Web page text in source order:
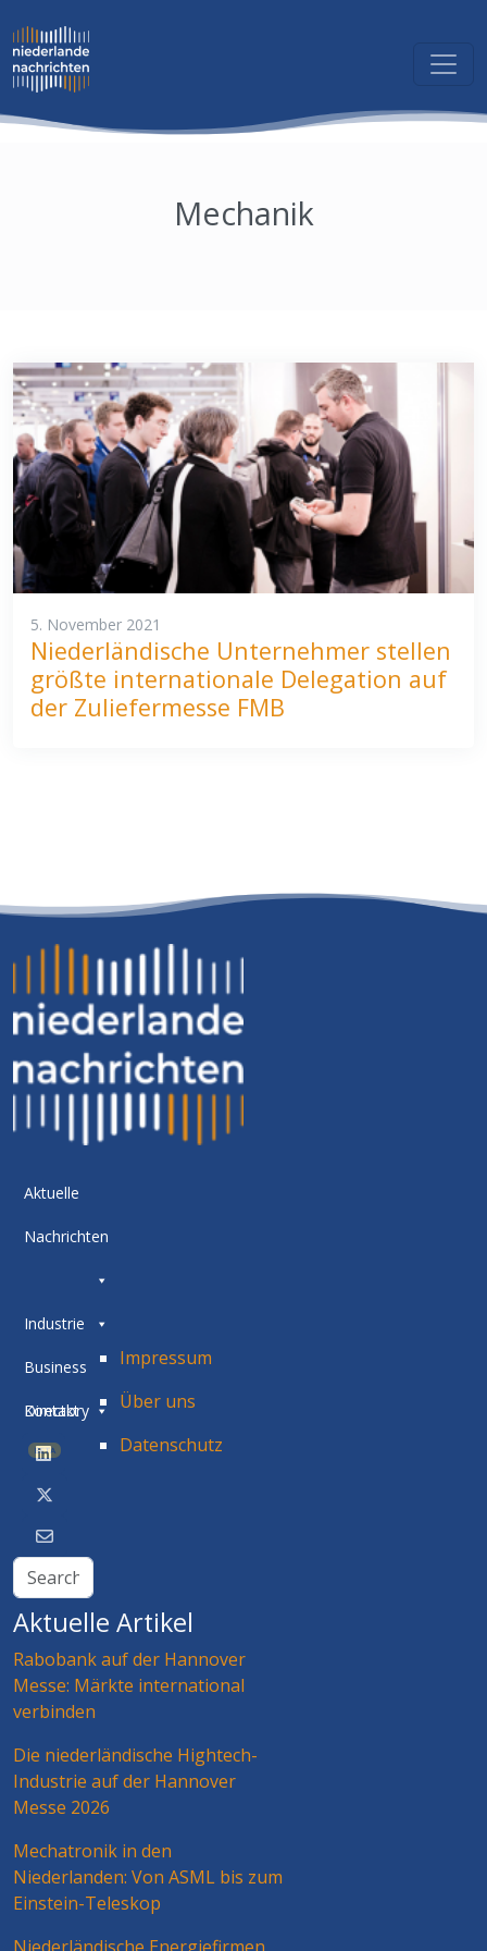
Mechanik
5. November 2021
Niederländische Unternehmer stellen
größte internationale Delegation auf
der Zuliefermesse FMB
Aktuelle
Nachrichten
Industrie
Business
Directory
BETA
Kontakt
Impressum
Über uns
Datenschutz
Aktuelle Artikel
Rabobank auf der Hannover
Messe: Märkte international
verbinden
Die niederländische Hightech-
Industrie auf der Hannover
Messe 2026
Mechatronik in den
Niederlanden: Von ASML bis zum
Einstein-Teleskop